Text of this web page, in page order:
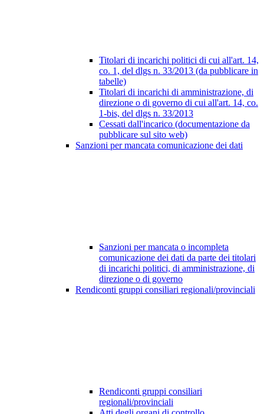
Titolari di incarichi politici di cui all'art. 14,
co. 1, del dlgs n. 33/2013 (da pubblicare in
tabelle)
Titolari di incarichi di amministrazione, di
direzione o di governo di cui all'art. 14, co.
1-bis, del dlgs n. 33/2013
Cessati dall'incarico (documentazione da
pubblicare sul sito web)
Sanzioni per mancata comunicazione dei dati
Sanzioni per mancata o incompleta
comunicazione dei dati da parte dei titolari
di incarichi politici, di amministrazione, di
direzione o di governo
Rendiconti gruppi consiliari regionali/provinciali
Rendiconti gruppi consiliari
regionali/provinciali